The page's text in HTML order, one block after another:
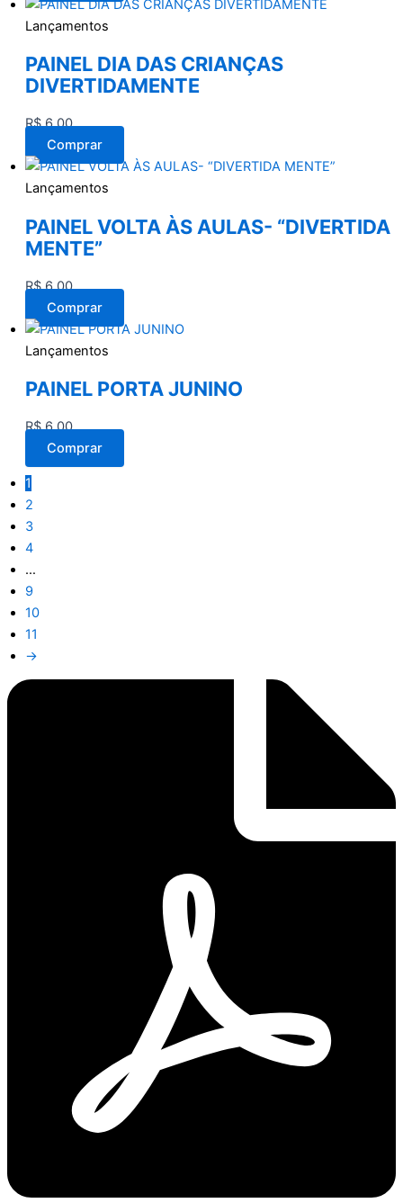
Lançamentos
PAINEL DIA DAS CRIANÇAS
DIVERTIDAMENTE
R$6,00
Comprar
Lançamentos
PAINEL VOLTA ÀS AULAS- “DIVERTIDA
MENTE”
R$6,00
Comprar
Lançamentos
PAINEL PORTA JUNINO
R$6,00
Comprar
1
2
3
4
…
9
10
11
→